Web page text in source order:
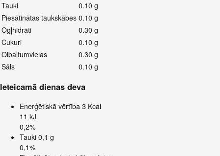
Tauki
0.10 g
Piesātinātas taukskābes 0.10 g
Ogļhidrāti
0.30 g
Cukuri
0.10 g
Olbaltumvielas
0.30 g
Sāls
0.10 g
Ieteicamā dienas deva
Enerģētiskā vērtība 3 Kcal
11 kJ
0,2%
Tauki 0,1 g
0,1%